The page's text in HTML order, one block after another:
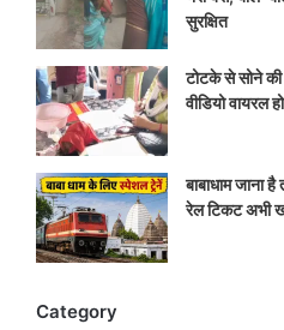
सुरक्षित
टोटके से सोने की
वीडियो वायरल
बाबाधाम जाना
रेल टिकट अभी
Category